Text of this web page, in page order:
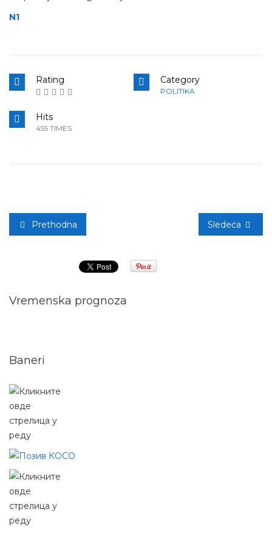
N1
Rating Category
POLITIKA
Hits
455 TIMES
Prethodna Sledeća
Vremenska prognoza
Baneri